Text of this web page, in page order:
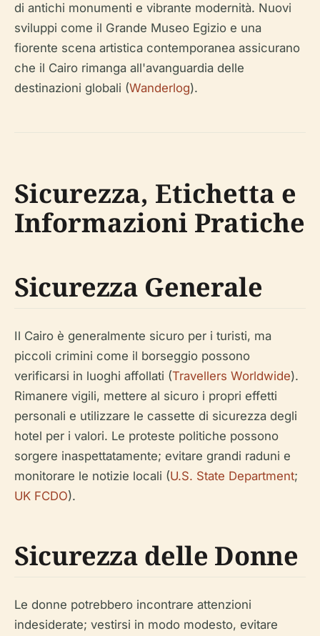
di antichi monumenti e vibrante modernità. Nuovi
sviluppi come il Grande Museo Egizio e una
fiorente scena artistica contemporanea assicurano
che il Cairo rimanga all'avanguardia delle
destinazioni globali (Wanderlog).
Sicurezza, Etichetta e
Informazioni Pratiche
Sicurezza Generale
Il Cairo è generalmente sicuro per i turisti, ma
piccoli crimini come il borseggio possono
verificarsi in luoghi affollati (Travellers Worldwide).
Rimanere vigili, mettere al sicuro i propri effetti
personali e utilizzare le cassette di sicurezza degli
hotel per i valori. Le proteste politiche possono
sorgere inaspettatamente; evitare grandi raduni e
monitorare le notizie locali (U.S. State Department;
UK FCDO).
Sicurezza delle Donne
Le donne potrebbero incontrare attenzioni
indesiderate; vestirsi in modo modesto, evitare